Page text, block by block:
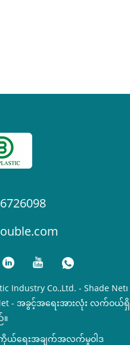
Industry Co.,Ltd. - Shade Net၊
Net - အခွင့်အရေးအားလုံး လက်ဝယ်ရှိ
ယ်ရေးအချက်အလက်မူဝါဒ